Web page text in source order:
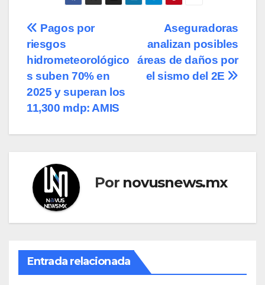
Navegación
de
entradas
Aseguradoras
analizan posibles
áreas de daños por
el sismo del 2E
Pagos por
riesgos
hidrometeorológico
s suben 70% en
2025 y superan los
11,300 mdp: AMIS
Por novusnews.mx
Entrada relacionada